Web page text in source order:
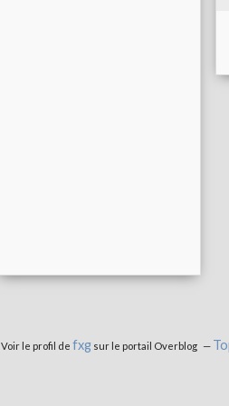
Voir le profil de fxgsur le portail Overblog